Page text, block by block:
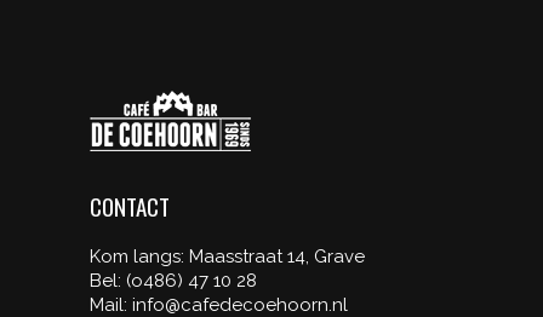
CONTACT
Kom langs: Maasstraat 14, Grave
Bel: (o486) 47 10 28
Mail: info@cafedecoehoorn.nl